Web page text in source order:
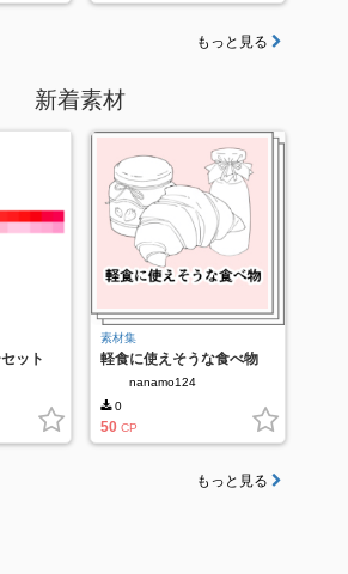
もっと見る
新着素材
ット
素材集
軽食に使えそうな食べ物
nanamo124
0
50 CP
もっと見る